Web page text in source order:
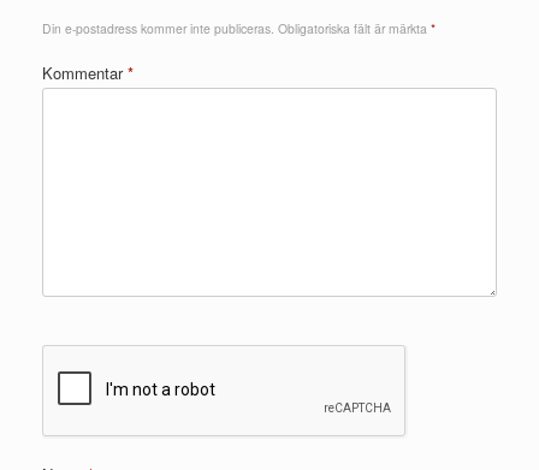
Din e-postadress kommer inte publiceras. Obligatoriska fält är märkta *
Kommentar*